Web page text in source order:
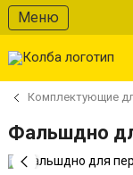
Меню
Комплектующие
Фальшдно